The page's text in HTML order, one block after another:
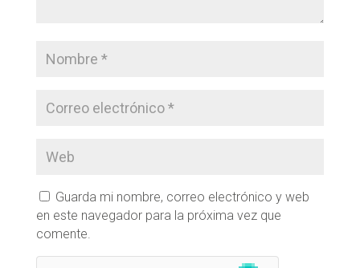
Guarda mi nombre, correo electrónico y web
en este navegador para la próxima vez que
comente.